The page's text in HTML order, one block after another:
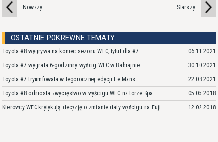
Nowszy Starszy
OSTATNIE POKREWNE TEMATY
Toyota #8 wygrywa na koniec sezonu WEC, tytuł dla #7 06.11.2021
Toyota #7 wygrała 6-godzinny wyścig WEC w Bahrajnie 30.10.2021
Toyota #7 tryumfowała w tegorocznej edycji Le Mans 22.08.2021
Toyota #8 odniosła zwycięstwo w wyścigu WEC na torze Spa 05.05.2018
Kierowcy WEC krytykują decyzję o zmianie daty wyścigu na Fuji 12.02.2018